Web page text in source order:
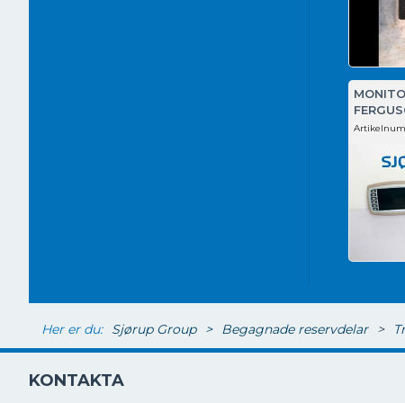
Her er du: Sjørup Group > Begagnade reservdelar >
KONTAKTA